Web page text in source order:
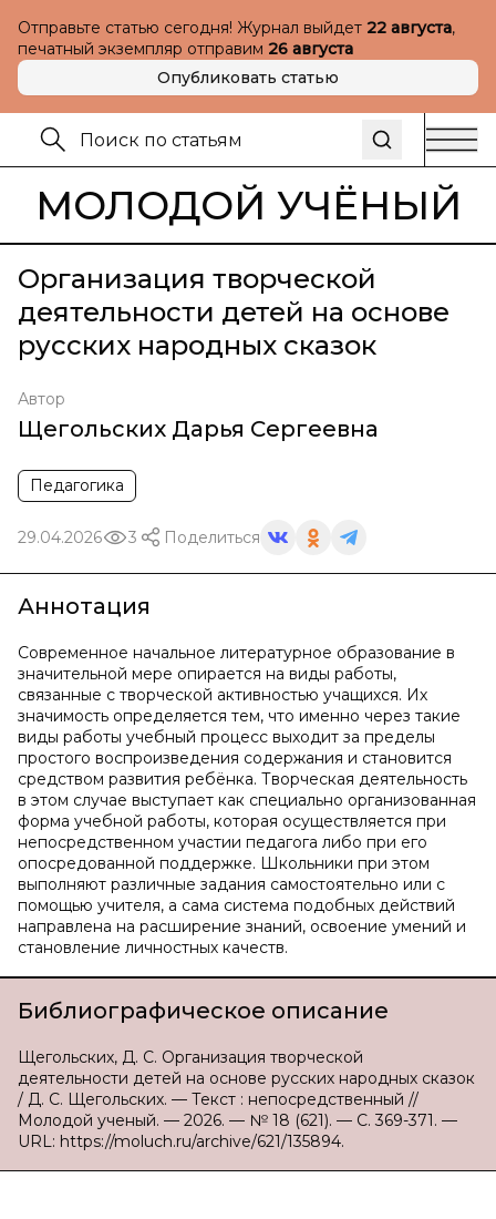
Отправьте статью сегодня! Журнал выйдет 22 августа,
печатный экземпляр отправим 26 августа
Опубликовать статью
МОЛОДОЙ УЧЁНЫЙ
Организация творческой
деятельности детей на основе
русских народных сказок
Автор
Щегольских Дарья Сергеевна
Педагогика
29.04.2026 3 Поделиться
Аннотация
Современное начальное литературное образование в
значительной мере опирается на виды работы,
связанные с творческой активностью учащихся. Их
значимость определяется тем, что именно через такие
виды работы учебный процесс выходит за пределы
простого воспроизведения содержания и становится
средством развития ребёнка. Творческая деятельность
в этом случае выступает как специально организованная
форма учебной работы, которая осуществляется при
непосредственном участии педагога либо при его
опосредованной поддержке. Школьники при этом
выполняют различные задания самостоятельно или с
помощью учителя, а сама система подобных действий
направлена на расширение знаний, освоение умений и
становление личностных качеств.
Библиографическое описание
Щегольских, Д. С. Организация творческой
деятельности детей на основе русских народных сказок
/ Д. С. Щегольских. — Текст : непосредственный //
Молодой ученый. — 2026. — № 18 (621). — С. 369-371. —
URL: https://moluch.ru/archive/621/135894.